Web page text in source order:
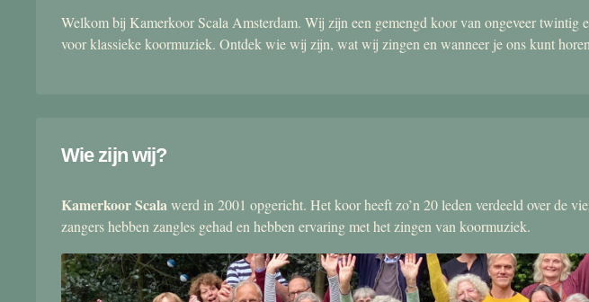
Welkom bij Kamerkoor Scala Amsterdam. Wij zijn een gemengd koor van ongeveer twintig
voor klassieke koormuziek. Ontdek wie wij zijn, wat wij zingen en wanneer je ons kunt
Wie zijn wij?
Kamerkoor Scalawerd in 2001 opgericht. Het koor heeft zo’n 20 leden verdeeld over de
zangers hebben zangles gehad en hebben ervaring met het zingen van koormuziek.